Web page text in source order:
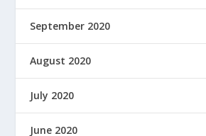
September 2020
August 2020
July 2020
June 2020